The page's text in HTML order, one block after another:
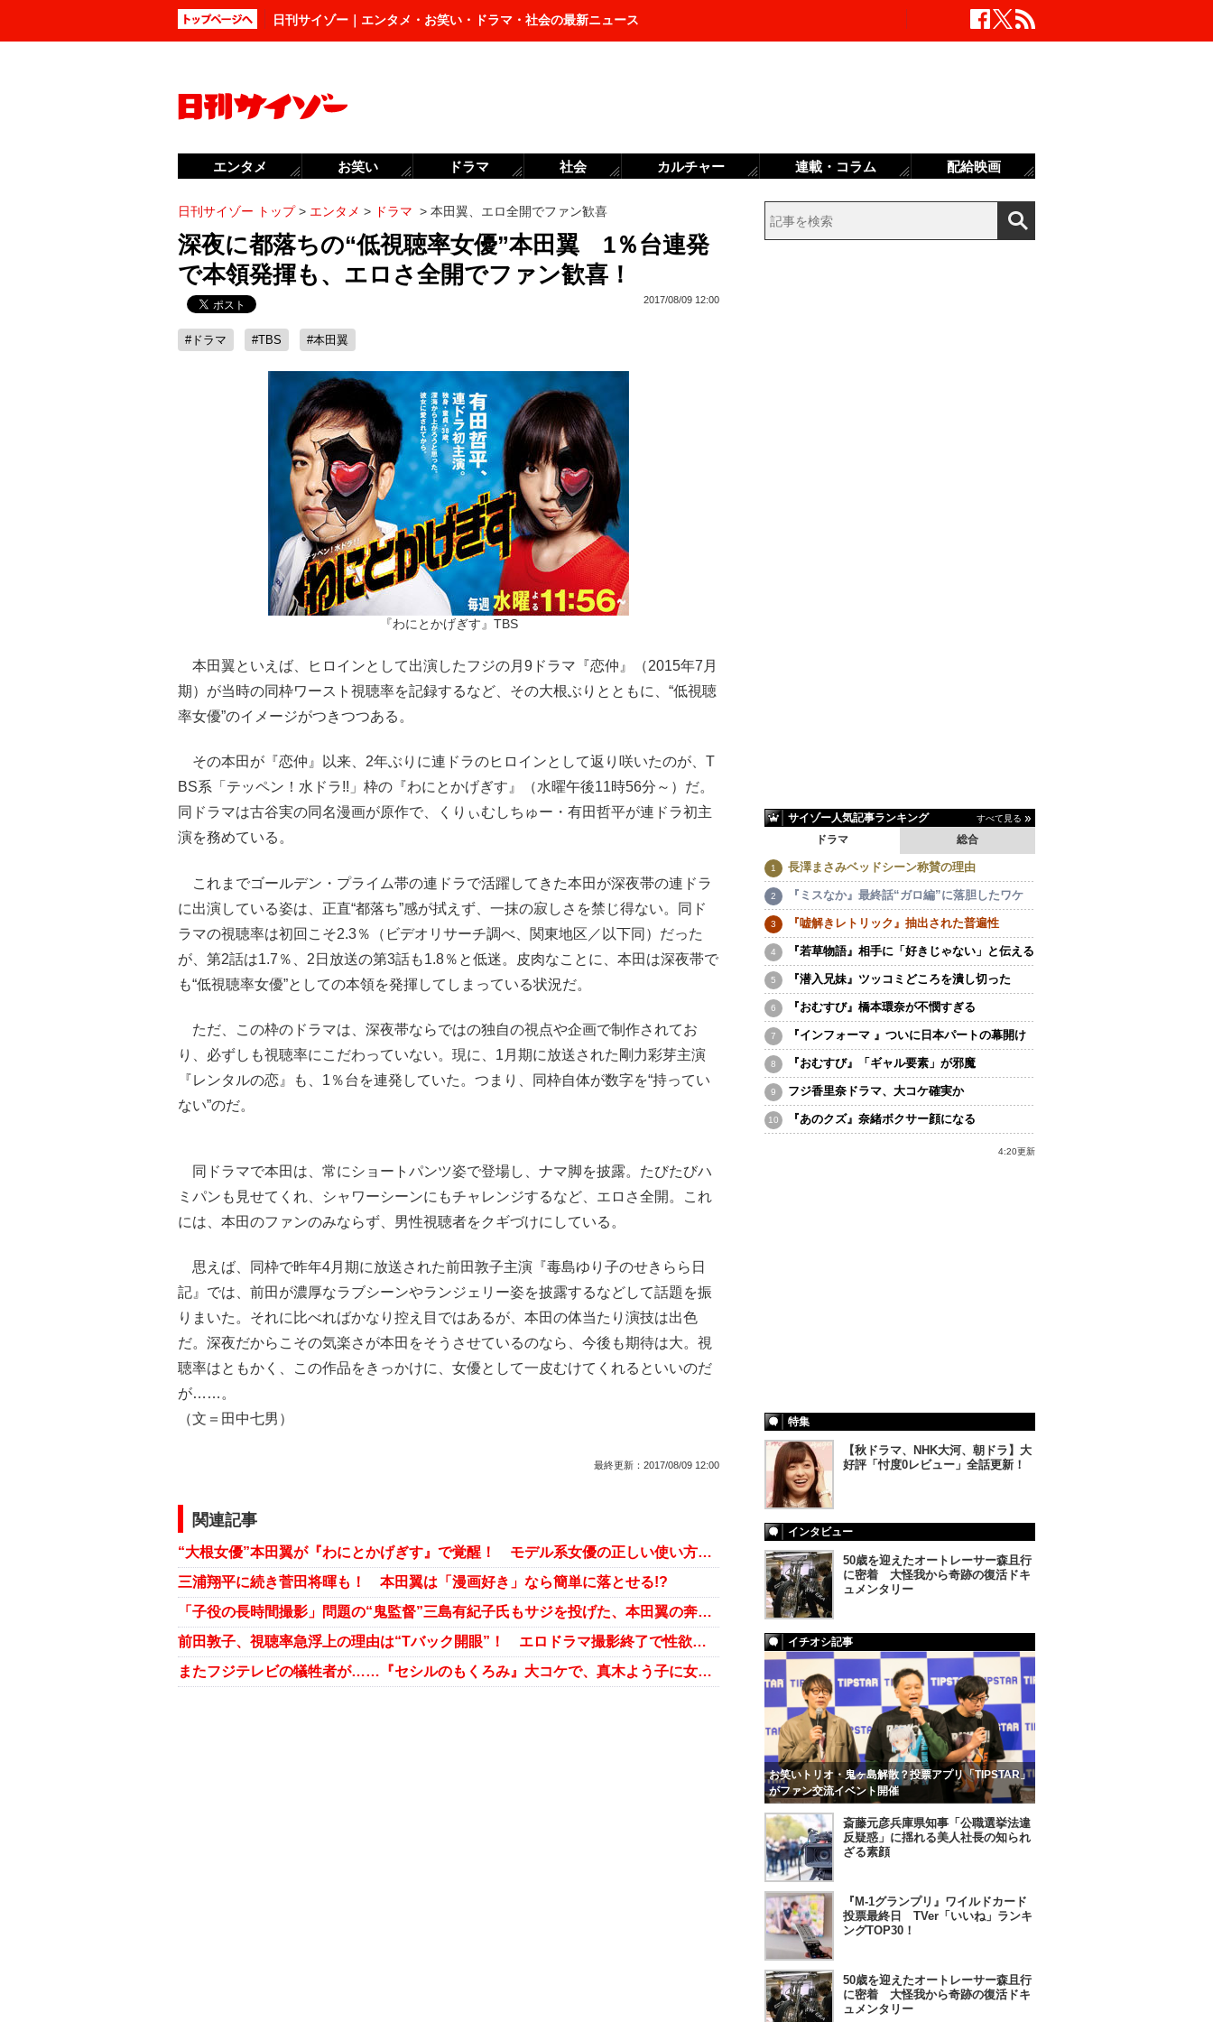
日刊サイゾー｜エンタメ・お笑い・ドラマ・社会の最新ニュース
日刊サイゾー トップ> エンタメ > ドラマ > 本田翼、エロ全開でファン歓喜
深夜に都落ちの“低視聴率女優”本田翼 1％台連発
で本領発揮も、エロさ全開でファン歓喜！
2017/08/09 12:00
#ドラマ #TBS #本田翼
『わにとかげぎす』TBS
本田翼といえば、ヒロインとして出演したフジの月9ドラマ『恋仲』（2015年7月
期）が当時の同枠ワースト視聴率を記録するなど、その大根ぶりとともに、“低視聴
率女優”のイメージがつきつつある。
その本田が『恋仲』以来、2年ぶりに連ドラのヒロインとして返り咲いたのが、T
BS系「テッペン！水ドラ!!」枠の『わにとかげぎす』（水曜午後11時56分～）だ。
同ドラマは古谷実の同名漫画が原作で、くりぃむしちゅー・有田哲平が連ドラ初主
演を務めている。
これまでゴールデン・プライム帯の連ドラで活躍してきた本田が深夜帯の連ドラ
に出演している姿は、正直“都落ち”感が拭えず、一抹の寂しさを禁じ得ない。同ド
ラマの視聴率は初回こそ2.3％（ビデオリサーチ調べ、関東地区／以下同）だった
が、第2話は1.7％、2日放送の第3話も1.8％と低迷。皮肉なことに、本田は深夜帯で
も“低視聴率女優”としての本領を発揮してしまっている状況だ。
ただ、この枠のドラマは、深夜帯ならではの独自の視点や企画で制作されてお
り、必ずしも視聴率にこだわっていない。現に、1月期に放送された剛力彩芽主演
『レンタルの恋』も、1％台を連発していた。つまり、同枠自体が数字を“持ってい
ない”のだ。
同ドラマで本田は、常にショートパンツ姿で登場し、ナマ脚を披露。たびたびハ
ミパンも見せてくれ、シャワーシーンにもチャレンジするなど、エロさ全開。これ
には、本田のファンのみならず、男性視聴者をクギづけにしている。
思えば、同枠で昨年4月期に放送された前田敦子主演『毒島ゆり子のせきらら日
記』では、前田が濃厚なラブシーンやランジェリー姿を披露するなどして話題を振
りまいた。それに比べればかなり控え目ではあるが、本田の体当たり演技は出色
だ。深夜だからこその気楽さが本田をそうさせているのなら、今後も期待は大。視
聴率はともかく、この作品をきっかけに、女優として一皮むけてくれるといいのだ
が……。
（文＝田中七男）
最終更新： 2017/08/09 12:00
関連記事
“大根女優”本田翼が『わにとかげぎす』で覚醒！ モデル系女優の正しい使い方とは？
三浦翔平に続き菅田将暉も！ 本田翼は「漫画好き」なら簡単に落とせる!?
「子役の長時間撮影」問題の“鬼監督”三島有紀子氏もサジを投げた、本田翼の奔放ぶり
前田敦子、視聴率急浮上の理由は“Tバック開眼”！ エロドラマ撮影終了で性欲解放中!?
またフジテレビの犠牲者が……『セシルのもくろみ』大コケで、真木よう子に女優生命の危機
サイゾー人気記事ランキング すべて見る
ドラマ 総合
長澤まさみベッドシーン称賛の理由
『ミスなか』最終話“ガロ編”に落胆したワケ
『嘘解きレトリック』抽出された普遍性
『若草物語』相手に「好きじゃない」と伝える
『潜入兄妹』ツッコミどころを潰し切った
『おむすび』橋本環奈が不憫すぎる
『インフォーマ 』ついに日本パートの幕開け
『おむすび』「ギャル要素」が邪魔
フジ香里奈ドラマ、大コケ確実か
『あのクズ』奈緒ボクサー顔になる
4:20更新
特集
【秋ドラマ、NHK大河、朝ドラ】大
好評「忖度0レビュー」全話更新！
インタビュー
50歳を迎えたオートレーサー森且行
に密着 大怪我から奇跡の復活ドキ
ュメンタリー
イチオシ記事
お笑いトリオ・鬼ヶ島解散？投票アプリ「TIPSTAR」
がファン交流イベント開催
斎藤元彦兵庫県知事「公職選挙法違
反疑惑」に揺れる美人社長の知られ
ざる素顔
『M-1グランプリ』ワイルドカード
投票最終日 TVer「いいね」ランキ
ングTOP30！
50歳を迎えたオートレーサー森且行
に密着 大怪我から奇跡の復活ドキ
ュメンタリー
エンタメ お笑い ドラマ 社会 カルチャー 連載・コラム 配給映画